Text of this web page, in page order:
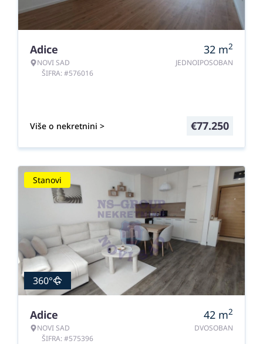
Adice
NOVI SAD
ŠIFRA: #576016
32 m2
JEDNOIPOSOBAN
Više o nekretnini > €77.250
Stanovi
360°
Adice
NOVI SAD
ŠIFRA: #575396
42 m2
DVOSOBAN